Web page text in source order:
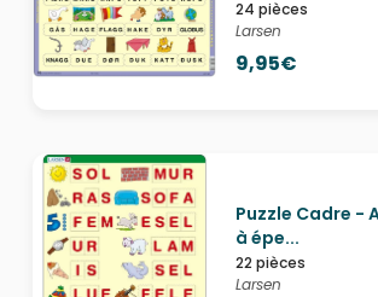
24 pièces
Larsen
9,95€
Puzzle Cadre -
à épe...
22 pièces
Larsen